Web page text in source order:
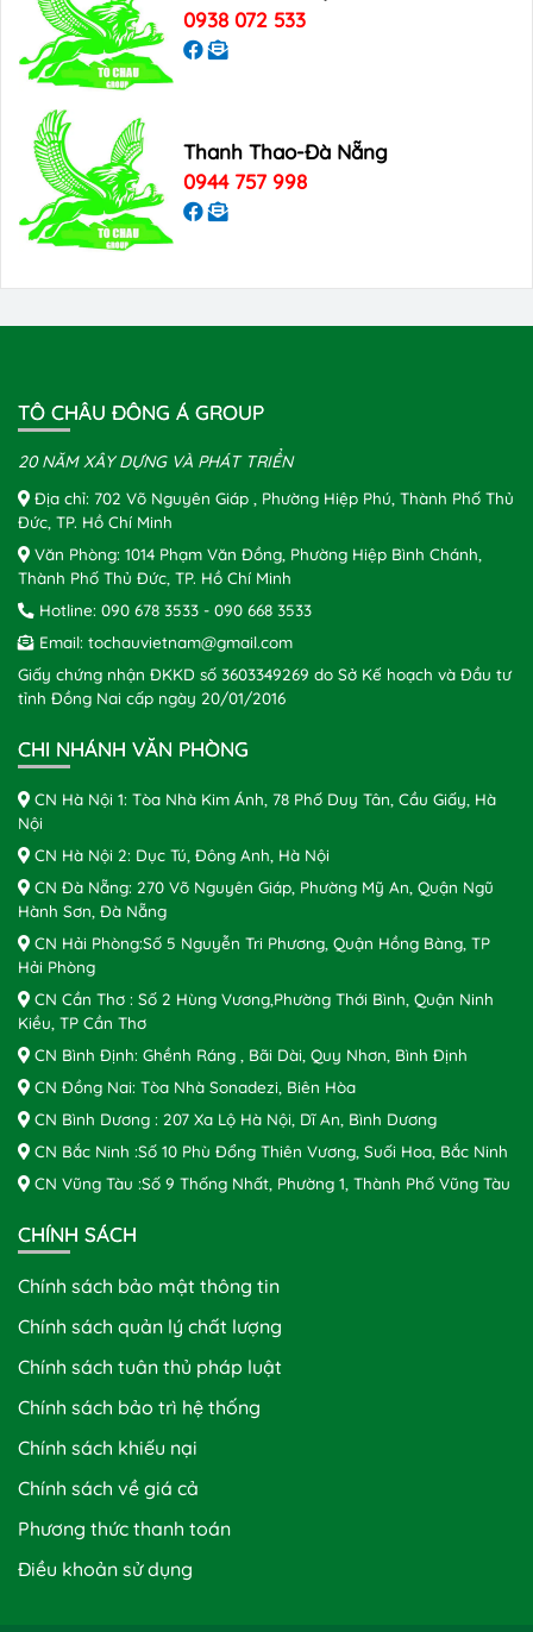
0938 072 533
Thanh Thao-Đà Nẵng
0944 757 998
TÔ CHÂU ĐÔNG Á GROUP
20 NĂM XÂY DỰNG VÀ PHÁT TRIỂN
Địa chỉ: 702 Võ Nguyên Giáp , Phường Hiệp Phú, Thành Phố Thủ
Đức, TP. Hồ Chí Minh
Văn Phòng: 1014 Phạm Văn Đồng, Phường Hiệp Bình Chánh,
Thành Phố Thủ Đức, TP. Hồ Chí Minh
Hotline: 090 678 3533 - 090 668 3533
Email: tochauvietnam@gmail.com
Giấy chứng nhận ĐKKD số 3603349269 do Sở Kế hoạch và Đầu tư
tỉnh Đồng Nai cấp ngày 20/01/2016
CHI NHÁNH VĂN PHÒNG
CN Hà Nội 1: Tòa Nhà Kim Ánh, 78 Phố Duy Tân, Cầu Giấy, Hà
Nội
CN Hà Nội 2: Dục Tú, Đông Anh, Hà Nội
CN Đà Nẵng: 270 Võ Nguyên Giáp, Phường Mỹ An, Quận Ngũ
Hành Sơn, Đà Nẵng
CN Hải Phòng:Số 5 Nguyễn Tri Phương, Quận Hồng Bàng, TP
Hải Phòng
CN Cần Thơ : Số 2 Hùng Vương,Phường Thới Bình, Quận Ninh
Kiều, TP Cần Thơ
CN Bình Định: Ghềnh Ráng , Bãi Dài, Quy Nhơn, Bình Định
CN Đồng Nai: Tòa Nhà Sonadezi, Biên Hòa
CN Bình Dương : 207 Xa Lộ Hà Nội, Dĩ An, Bình Dương
CN Bắc Ninh :Số 10 Phù Đổng Thiên Vương, Suối Hoa, Bắc Ninh
CN Vũng Tàu :Số 9 Thống Nhất, Phường 1, Thành Phố Vũng Tàu
CHÍNH SÁCH
Chính sách bảo mật thông tin
Chính sách quản lý chất lượng
Chính sách tuân thủ pháp luật
Chính sách bảo trì hệ thống
Chính sách khiếu nại
Chính sách về giá cả
Phương thức thanh toán
Điều khoản sử dụng